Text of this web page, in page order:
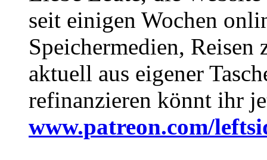
seit einigen Wochen
Speichermedien, Reisen
aktuell aus eigener
refinanzieren könnt ihr
www.patreon.com/